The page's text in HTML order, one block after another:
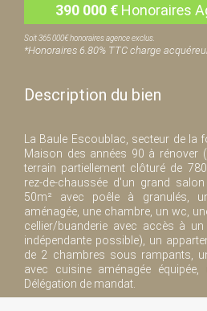
390 000€ Honoraires
Soit 365 000€ honoraires agence exclus.
*Honoraires 6.80% TTC charge
Description du bien
La Baule Escoublac, secteur de la
Maison des années 90 à rénover
terrain partiellement clôturé de
rez-de-chaussée d'un grand
50m² avec poêle à granulés,
aménagée, une chambre, un wc,
cellier/buanderie avec accès à un
indépendante possible), un
de 2 chambres sous rampants,
avec cuisine aménagée
Délégation de mandat.